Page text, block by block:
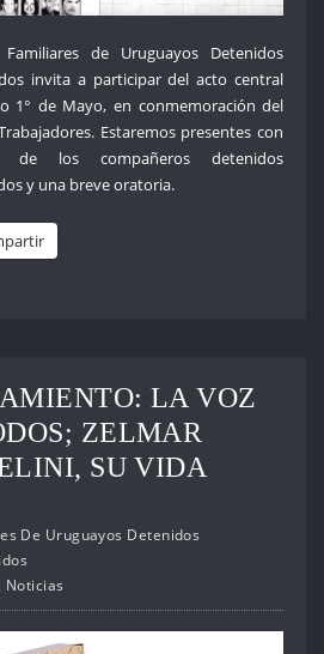
de Uruguayos Detenidos
invita a participar del acto central
1° de Mayo, en conmemoración del
Estaremos presentes con
de los compañeros detenidos
y una breve oratoria.
LA VOZ
ZELMAR
SU VIDA
De Uruguayos Detenidos
Noticias